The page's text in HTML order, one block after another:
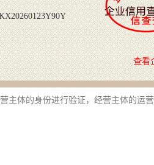
查看
主体的身份进行验证，经营主体的运